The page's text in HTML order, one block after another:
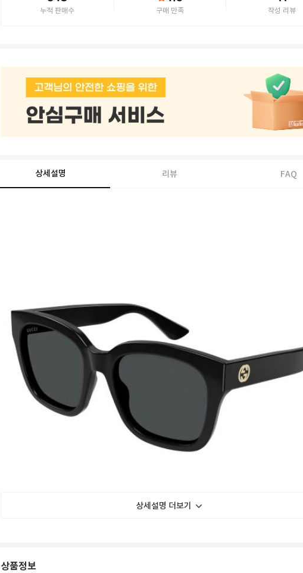
누적 판매수 구매 만족 작성 리뷰
상세설명 리뷰 FAQ
상세설명 더보기
상품정보